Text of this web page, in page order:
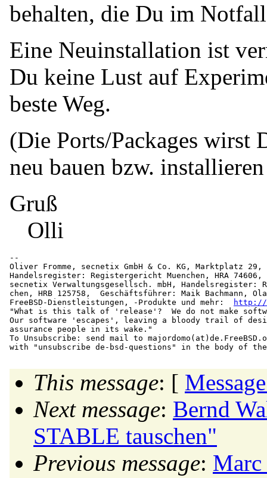
behalten, die Du im
Eine Neuinstallation ist
Du keine Lust auf
beste Weg.
(Die Ports/Packages wirst
neu bauen bzw.
Gruß
Olli
--
Oliver Fromme, secnetix GmbH & Co. KG, Marktplatz
Handelsregister: Registergericht Muenchen, HRA
secnetix Verwaltungsgesellsch. mbH, Handelsregister:
chen, HRB 125758,  Geschäftsführer: Maik Bachmann,
FreeBSD-Dienstleistungen, -Produkte und mehr:
http://
"What is this talk of 'release'?  We do not make
Our software 'escapes', leaving a bloody trail of
assurance people in its wake."
To Unsubscribe: send mail to majordomo(at)de.
This message: [
Next message: Bernd
STABLE tauschen"
Previous message: